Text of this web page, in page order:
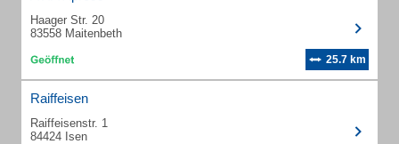
Haager Str. 20
83558 Maitenbeth
25.7 km
Raiffeisen
Raiffeisenstr. 1
84424 Isen